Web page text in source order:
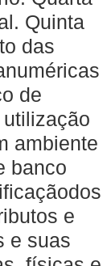
Quinta
das
de
ambiente
banco
e
e suas